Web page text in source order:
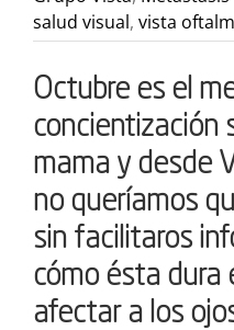
salud visual, vista
Octubre es el
concientización
mama y desde
no queríamos
sin facilitaros
cómo ésta dura
afectar a los